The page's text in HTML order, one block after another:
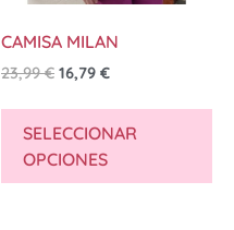
CAMISA MILAN
23,99€ 16,79 €
SELECCIONAR
OPCIONES